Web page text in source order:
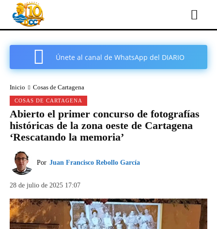
Únete al canal de WhatsApp del DIARIO
Inicio Cosas de Cartagena
COSAS DE CARTAGENA
Abierto el primer concurso de fotografías
históricas de la zona oeste de Cartagena
‘Rescatando la memoria’
Por Juan Francisco Rebollo García
28 de julio de 2025 17:07